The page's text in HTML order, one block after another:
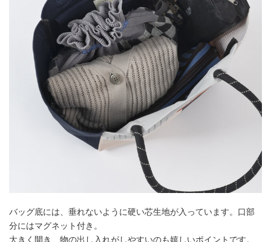
バッグ底には、垂れないように硬い芯生地が入っています。口部
分にはマグネット付き。
大きく開き、物の出し入れがしやすいのも嬉しいポイントです。